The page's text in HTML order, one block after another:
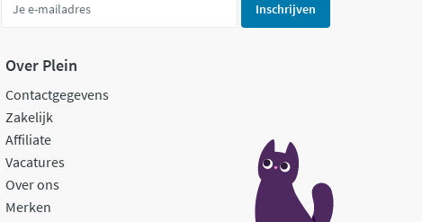
Inschrijven
Over Plein
Contactgegevens
Zakelijk
Affiliate
Vacatures
Over ons
Merken